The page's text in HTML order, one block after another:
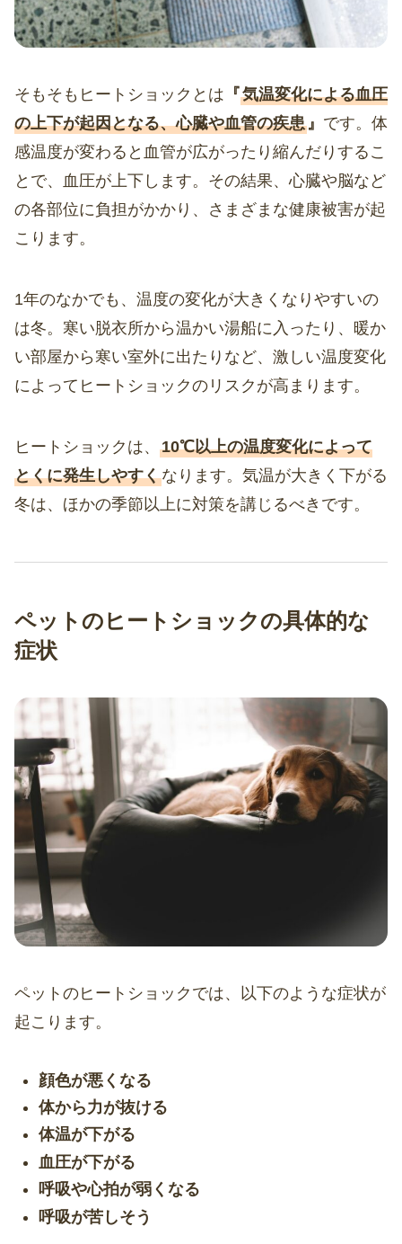
そもそもヒートショックとは 『気温変化による血圧
の上下が起因となる、心臓や血管の疾患 』 です。体
感温度が変わると血管が広がったり縮んだりするこ
とで、血圧が上下します。その結果、心臓や脳など
の各部位に負担がかかり、さまざまな健康被害が起
こります。
1年のなかでも、温度の変化が大きくなりやすいの
は冬。寒い脱衣所から温かい湯船に入ったり、暖か
い部屋から寒い室外に出たりなど、激しい温度変化
によってヒートショックのリスクが高まります。
ヒートショックは、 10℃以上の温度変化によって
とくに発生しやすくなります。気温が大きく下がる
冬は、ほかの季節以上に対策を講じるべきです。
ペットのヒートショックの具体的な
症状
ペットのヒートショックでは、以下のような症状が
起こります。
顔色が悪くなる
体から力が抜ける
体温が下がる
血圧が下がる
呼吸や心拍が弱くなる
呼吸が苦しそう